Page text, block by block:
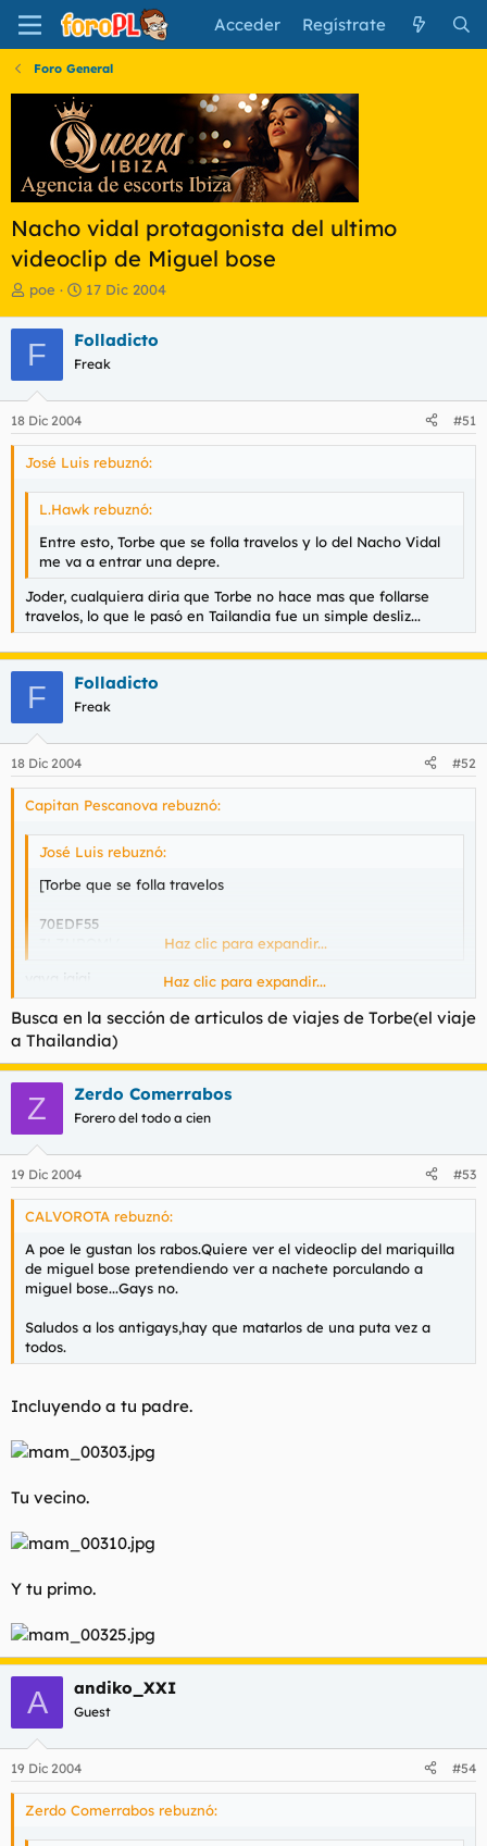
Acceder Regístrate
Foro General
Nacho vidal protagonista del ultimo
videoclip de Miguel bose
I
i
c
i
a
d
o
r
d
m
a
poe
F
h
a
e
n
i
i
17 Dic 2004
F Folladicto
Freak
18 Dic 2004 #51
José Luis rebuznó:
L.Hawk rebuznó:
Entre esto, Torbe que se folla travelos y lo del Nacho Vidal
me va a entrar una depre.
Joder, cualquiera diria que Torbe no hace mas que follarse
travelos, lo que le pasó en Tailandia fue un simple desliz...
F Folladicto
Freak
18 Dic 2004 #52
Capitan Pescanova rebuznó:
José Luis rebuznó:
[Torbe que se folla travelos
70EDF55
Haz clic para expandir...
vaya jajaj
eso si que me lo he perdido.
(vaya) diria suerte
Haz clic para expandir...
Busca en la sección de articulos de viajes de Torbe(el viaje
a Thailandia)
Z Zerdo Comerrabos
Forero del todo a cien
19 Dic 2004 #53
CALVOROTA rebuznó:
A poe le gustan los rabos.Quiere ver el videoclip del mariquilla
de miguel bose pretendiendo ver a nachete porculando a
miguel bose...Gays no.
Saludos a los antigays,hay que matarlos de una puta vez a
todos.
Incluyendo a tu padre.
Tu vecino.
Y tu primo.
A andiko_XXI
Guest
19 Dic 2004 #54
Zerdo Comerrabos rebuznó: